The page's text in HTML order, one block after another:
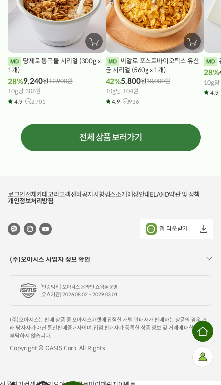
으
로마
이
장
바
니
1개)
28%9,240원12,900원
10g당 308원
4.9 2,701
장
바
구
니
씨알로 포스트바이오틱스 유산
균 시리얼 (560g x 1개)
42%5,800원10,000원
10g당 104원
4.9 936
28%
10g당
4.9
로그인전체카테고리고객센터공지사항킴스소개매장안내ELAND약관 및 정책
개인정보처리방침
앱 다운받기
(주)오아시스 사업자 정보 확인
[인증범위] 오아시스 온라인 쇼핑몰 운영
[유효기간] 2026.08.02 ~ 2029.08.01
(주)오아시스는 판매 상품 중 오아시스마켓에 입점한 개별 판매자가 판매하는 상품의 경우 거
래 당사자가 아닌 통신판매중개자이며, 입점 판매자가 등록한 상품 정보 및 거래에 대한 책임을
부담하지 않습니다.
Copyright © OASIS Corp. All Rights